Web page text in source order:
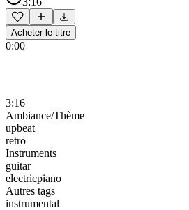
Acheter le titre
0:00
3:16
Ambiance/Thème
upbeat
retro
Instruments
guitar
electricpiano
Autres tags
instrumental